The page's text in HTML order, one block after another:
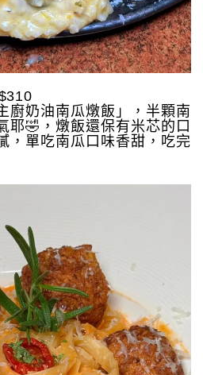
廚奶油南瓜燉飯」，半顆南
耶🤣，燉飯還保有米芯的口
，單吃南瓜口味香甜，吃完